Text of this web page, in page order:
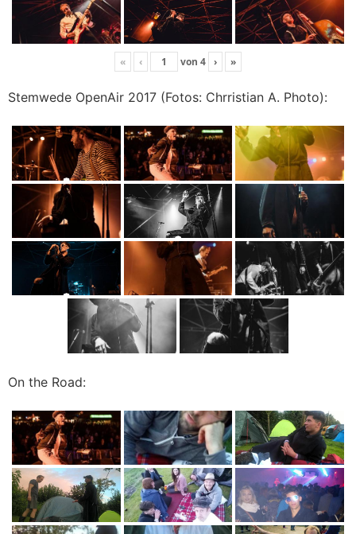
« ‹ von 4 › »
Stemwede OpenAir 2017 (Fotos: Chrristian A. Photo):
On the Road: